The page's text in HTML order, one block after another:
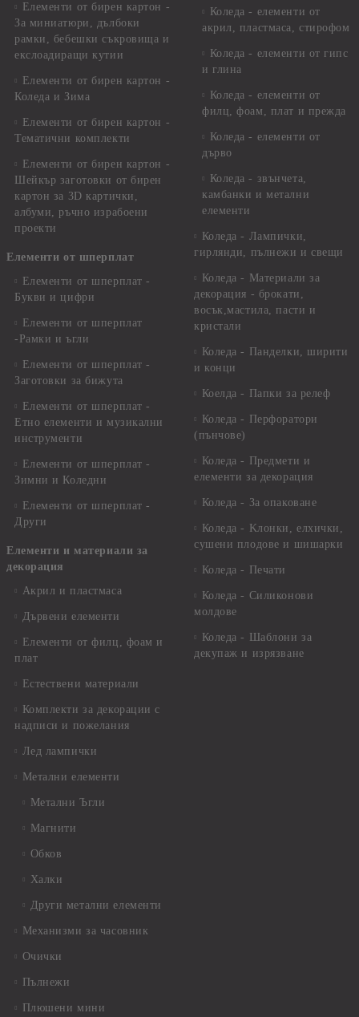
Елементи от бирен картон -
За миниатюри, дълбоки
рамки, бебешки съкровища и
екслоадиращи кутии
Елементи от бирен картон -
Коледа и Зима
Елементи от бирен картон -
Тематични комплекти
Елементи от бирен картон -
Шейкър заготовки от бирен
картон за 3D картички,
албуми, ръчно израбоени
проекти
Елементи от шперплат
Елементи от шперплат -
Букви и цифри
Елементи от шперплат
-Рамки и ъгли
Елементи от шперплат -
Заготовки за бижута
Елементи от шперплат -
Етно елементи и музикални
инструменти
Елементи от шперплат -
Зимни и Коледни
Елементи от шперплат -
Други
Елементи и материали за
декорация
Акрил и пластмаса
Дървени елементи
Елементи от филц, фоам и
плат
Естествени материали
Комплекти за декорации с
надписи и пожелания
Лед лампички
Метални елементи
Метални Ъгли
Магнити
Обков
Халки
Други метални елементи
Механизми за часовник
Очички
Пълнежи
Плюшени мини
Коледа - елементи от
акрил, пластмаса, стирофом
Коледа - елементи от гипс
и глина
Коледа - елементи от
филц, фоам, плат и прежда
Коледа - елементи от
дърво
Коледа - звънчета,
камбанки и метални
елементи
Коледа - Лампички,
гирлянди, пълнежи и свещи
Коледа - Материали за
декорация - брокати,
восък,мастила, пасти и
кристали
Коледа - Панделки, ширити
и конци
Коелда - Папки за релеф
Коледа - Перфоратори
(пънчове)
Коледа - Предмети и
елементи за декорация
Коледа - За опаковане
Коледа - Kлонки, елхички,
сушени плодове и шишарки
Коледа - Печати
Коледа - Силиконови
молдове
Коледа - Шаблони за
декупаж и изрязване